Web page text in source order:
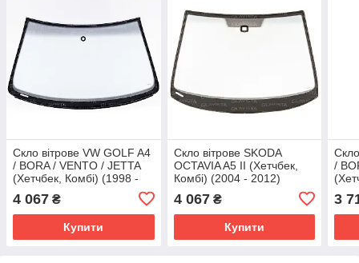
Скло вітрове VW GOLF A4
/ BORA / VENTO / JETTA
(Хетчбек, Комбі) (1998 -
4 067 ₴
Купити
Скло вітрове SKODA
OCTAVIA A5 II (Хетчбек,
Комбі) (2004 - 2012)
4 067₴
Купити
/
3